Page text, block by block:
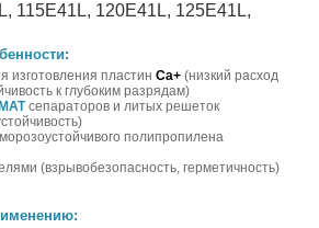
L, 115E41 L, 120E41 L, 125E41 L,
изготовления пластин Ca+ (низкий расход
к глубоким разрядам)
сепараторов и литых решеток
полипропилена
(взрывобезопасность, герметичность)